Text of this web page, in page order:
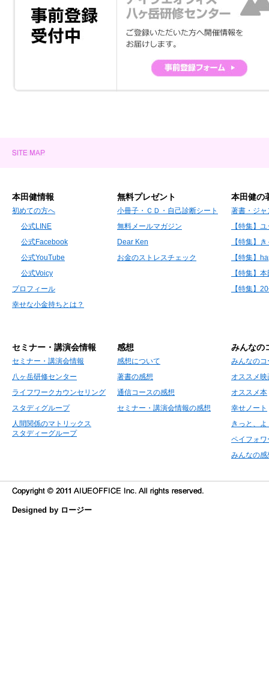
本田健情報
初めての方へ
公式LINE
公式Facebook
公式YouTube
公式Voicy
プロフィール
幸せな小金持ちとは？
無料プレゼント
小冊子・ＣＤ・自己診断シート
無料メールマガジン
Dear Ken
お金のストレスチェック
本田健の
著書・ジャ
【特集】
【特集】
【特集】
【特集】
【特集】
セミナー・講演会情報
セミナー・講演会情報
八ヶ岳研修センター
ライフワークカウンセリング
スタディグループ
人間関係のマトリックス
スタディーグループ
感想
感想について
著書の感想
通信コースの感想
セミナー・講演会情報の感想
みんなの
みんなの
オススメ映
オススメ本
幸せノート
きっと、
ペイフォワ
みんなの感
Designed by ロージー